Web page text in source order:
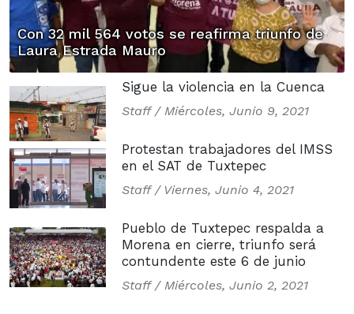
Con 32 mil 564 votos se reafirma triunfo de
Laura Estrada Mauro
Sigue la violencia en la Cuenca
Staff / Miércoles, Junio 9, 2021
Protestan trabajadores del IMSS
en el SAT de Tuxtepec
Staff / Viernes, Junio 4, 2021
Pueblo de Tuxtepec respalda a
Morena en cierre, triunfo será
contundente este 6 de junio
Staff / Miércoles, Junio 2, 2021